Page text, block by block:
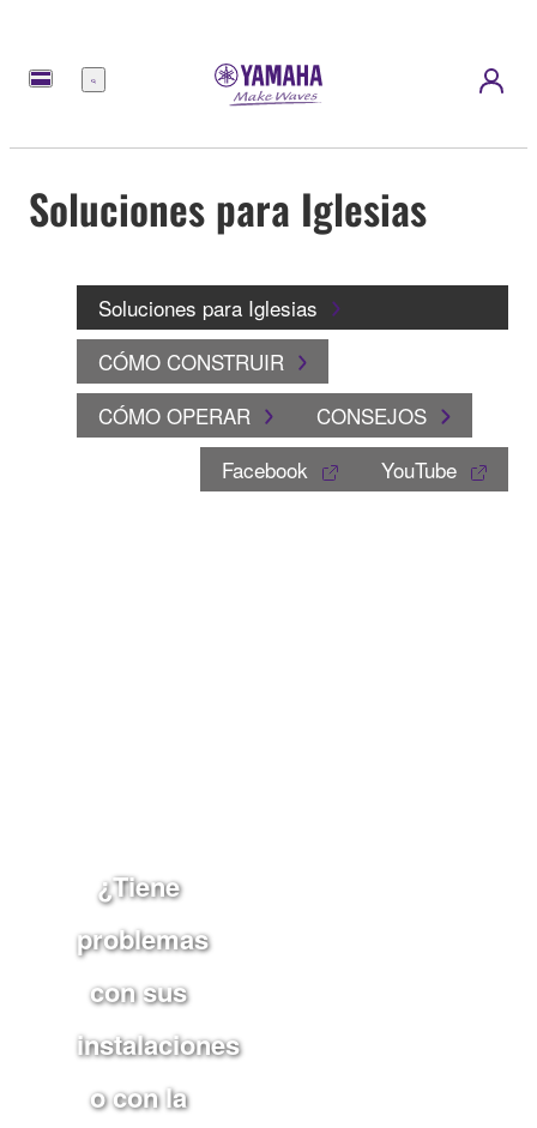
Menú
Soluciones para Iglesias
Soluciones para Iglesias
CÓMO CONSTRUIR
CÓMO OPERAR
CONSEJOS
YouTube
Facebook
¿Tiene
problemas
con sus
instalaciones
o con la